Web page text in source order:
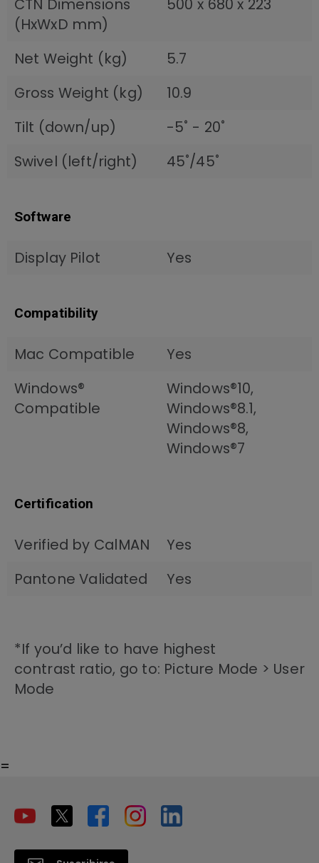
CTN Dimensions
(HxWxD mm)
500 x 680 x 223
Net Weight (kg)
5.7
Gross Weight (kg)
10.9
Tilt (down/up)
-5˚ - 20˚
Swivel (left/right)
45˚/45˚
Software
Display Pilot Yes
Compatibility
Mac Compatible
Yes
Windows®
Compatible
Windows®10,
Windows®8.1,
Windows®8,
Windows®7
Certification
Verified by CalMAN
Yes
Pantone Validated
Yes
*If you’d like to have highest
contrast ratio, go to: Picture Mode > User
Mode
=